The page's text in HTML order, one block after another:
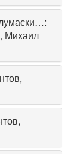
Михаил